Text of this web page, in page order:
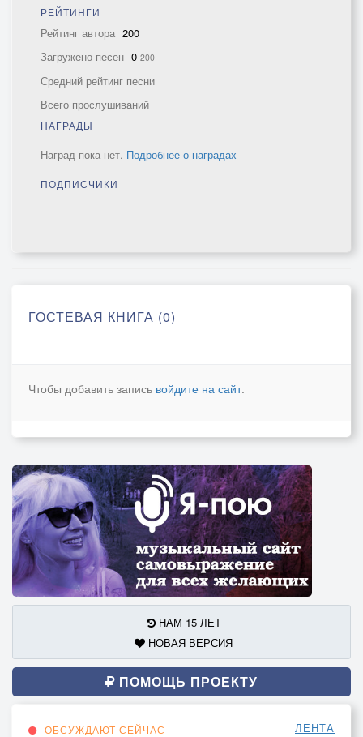
РЕЙТИНГИ
Рейтинг автора 200
Загружено песен 0 200
Средний рейтинг песни
Всего прослушиваний
НАГРАДЫ
Наград пока нет. Подробнее о наградах
ПОДПИСЧИКИ
ГОСТЕВАЯ КНИГА (0)
Чтобы добавить запись войдите на сайт.
НАМ 15 ЛЕТ
НОВАЯ ВЕРСИЯ
ПОМОЩЬ ПРОЕКТУ
ОБСУЖДАЮТ СЕЙЧАС ЛЕНТА